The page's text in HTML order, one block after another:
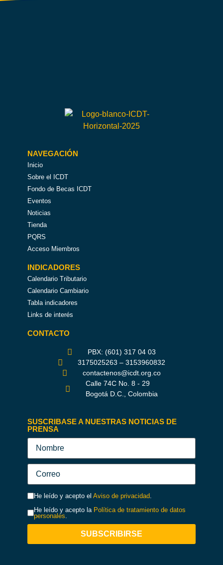
NAVEGACIÓN
Inicio
Sobre el ICDT
Fondo de Becas ICDT
Eventos
Noticias
Tienda
PQRS
Acceso Miembros
INDICADORES
Calendario Tributario
Calendario Cambiario
Tabla indicadores
Links de interés
CONTACTO
PBX: (601) 317 04 03
3175025263 – 3153960832
contactenos@icdt.org.co
Calle 74C No. 8 - 29
Bogotá D.C., Colombia
SUSCRIBASE A NUESTRAS NOTICIAS DE
PRENSA
He leído y acepto el Aviso de privacidad
He leído y acepto la Política de tratamiento de datos
personales
SUBSCRIBIRSE